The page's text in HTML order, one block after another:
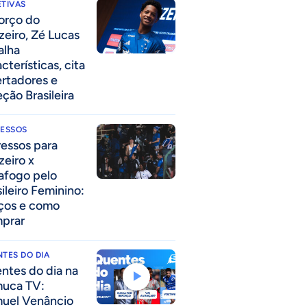
do
Zé Lucas
cita
e
Brasileira
para
x
pelo
Feminino:
e como
DO DIA
do dia na
TV:
Venâncio